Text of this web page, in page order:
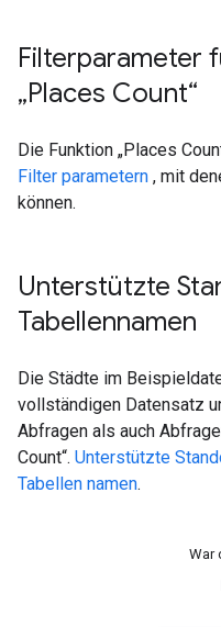
Filterparameter
„Places Count“
Die Funktion „Places
Filter parametern , mit
können.
Unterstützte
Tabellennamen
Die Städte im
vollständigen Datensatz
Abfragen als auch
Count“. Unterstützte
Tabellen namen.
War